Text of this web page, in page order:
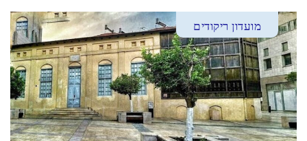
מועדון ריקודים